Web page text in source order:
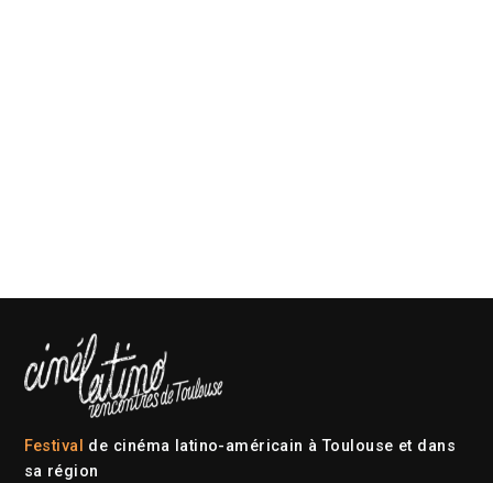
Festival de cinéma latino-américain à Toulouse et dans
sa région